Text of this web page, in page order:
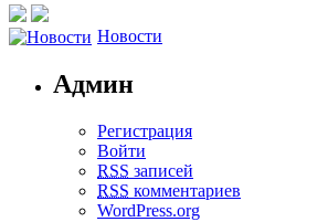
Новости
Админ
Регистрация
Войти
RSS записей
RSS комментариев
WordPress.org